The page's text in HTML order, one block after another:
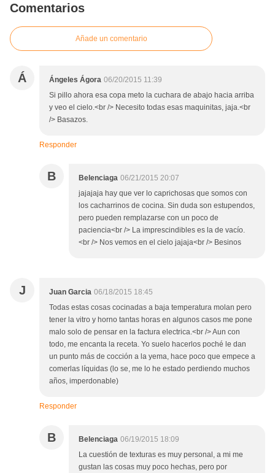
Comentarios
Añade un comentario
Á Ángeles Ágora 06/20/2015 11:39
Si pillo ahora esa copa meto la cuchara de abajo hacia arriba
y veo el cielo.<br /> Necesito todas esas maquinitas, jaja.<br
/> Basazos.
Responder
B Belenciaga 06/21/2015 20:07
jajajaja hay que ver lo caprichosas que somos con
los cacharrinos de cocina. Sin duda son estupendos,
pero pueden remplazarse con un poco de
paciencia<br /> La imprescindibles es la de vacío.
<br /> Nos vemos en el cielo jajaja<br /> Besinos
J Juan Garcia 06/18/2015 18:45
Todas estas cosas cocinadas a baja temperatura molan pero
tener la vitro y horno tantas horas en algunos casos me pone
malo solo de pensar en la factura electrica.<br /> Aun con
todo, me encanta la receta. Yo suelo hacerlos poché le dan
un punto más de cocción a la yema, hace poco que empece a
comerlas líquidas (lo se, me lo he estado perdiendo muchos
años, imperdonable)
Responder
B Belenciaga 06/19/2015 18:09
La cuestión de texturas es muy personal, a mi me
gustan las cosas muy poco hechas, pero por